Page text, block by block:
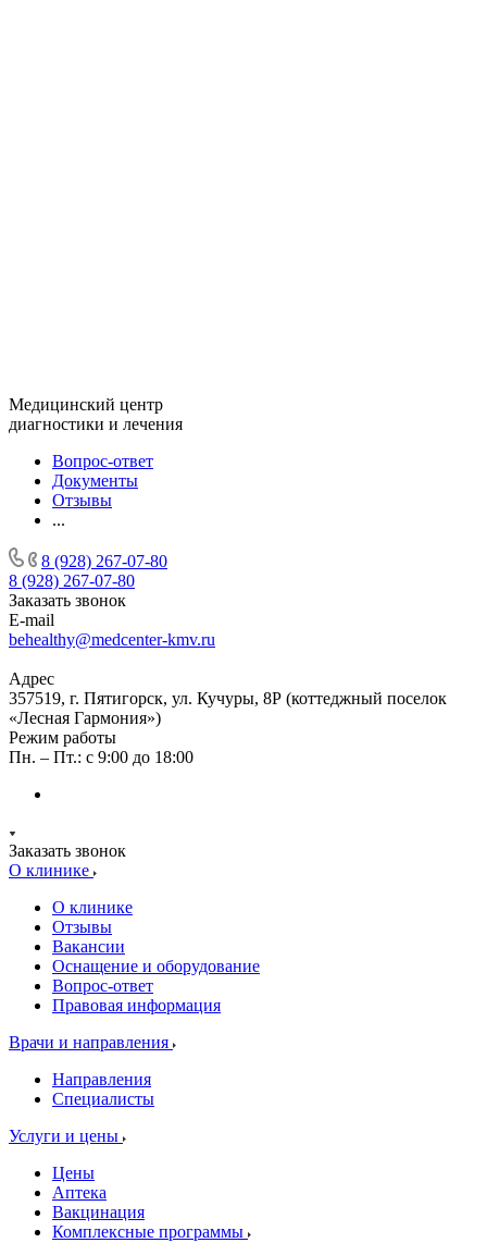
Медицинский центр
диагностики и лечения
Вопрос-ответ
Документы
Отзывы
...
8 (928) 267-07-80
8 (928) 267-07-80
Заказать звонок
E-mail
behealthy@medcenter-kmv.ru
Адрес
357519, г. Пятигорск, ул. Кучуры, 8Р (коттеджный поселок
«Лесная Гармония»)
Режим работы
Пн. – Пт.: с 9:00 до 18:00
Заказать звонок
О клинике
О клинике
Отзывы
Вакансии
Оснащение и оборудование
Вопрос-ответ
Правовая информация
Врачи и направления
Направления
Специалисты
Услуги и цены
Цены
Аптека
Вакцинация
Комплексные программы